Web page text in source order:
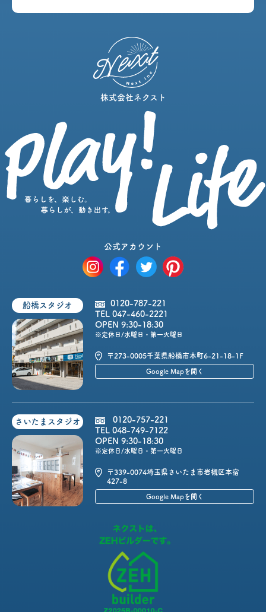
株式会社ネクスト
公式アカウント
船橋スタジオ
0120-787-221
TEL 047-460-2221
OPEN 9:30-18:30
※定休日/水曜日・第一火曜日
〒273-0005千葉県船橋市本町6-21-18-1F
Google Mapを開く
さいたまスタジオ
0120-757-221
TEL 048-749-7122
OPEN 9:30-18:30
※定休日/水曜日・第一火曜日
〒339-0074埼玉県さいたま市岩槻区本宿
427-8
Google Mapを開く